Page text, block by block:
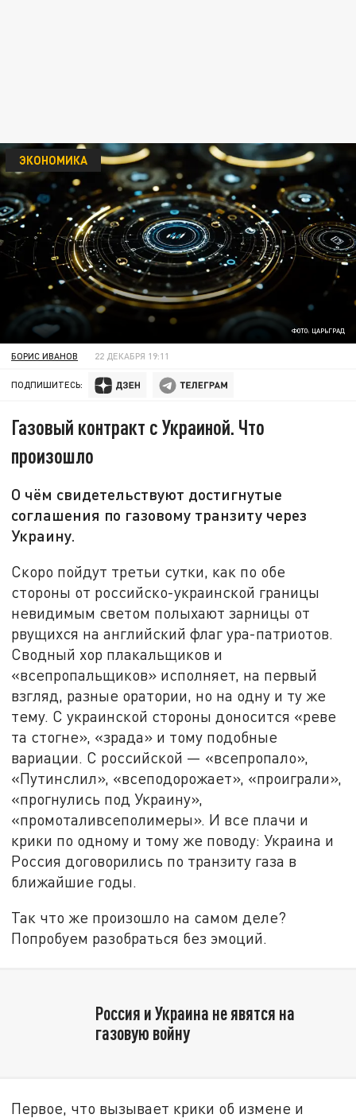
ФОТО: ЦАРЬГРАД
ЭКОНОМИКА
БОРИС ИВАНОВ 22 ДЕКАБРЯ 19:11
ПОДПИШИТЕСЬ:
Газовый контракт с Украиной. Что
произошло
О чём свидетельствуют достигнутые
соглашения по газовому транзиту через
Украину.
Скоро пойдут третьи сутки, как по обе
стороны от российско-украинской границы
невидимым светом полыхают зарницы от
рвущихся на английский флаг ура-патриотов.
Сводный хор плакальщиков и
«всепропальщиков» исполняет, на первый
взгляд, разные оратории, но на одну и ту же
тему. С украинской стороны доносится «реве
та стогне», «зрада» и тому подобные
вариации. С российской — «всепропало»,
«Путинслил», «всеподорожает», «проиграли»,
«прогнулись под Украину»,
«промоталивсеполимеры». И все плачи и
крики по одному и тому же поводу: Украина и
Россия договорились по транзиту газа в
ближайшие годы.
Так что же произошло на самом деле?
Попробуем разобраться без эмоций.
Россия и Украина не явятся на
газовую войну
Первое, что вызывает крики об измене и